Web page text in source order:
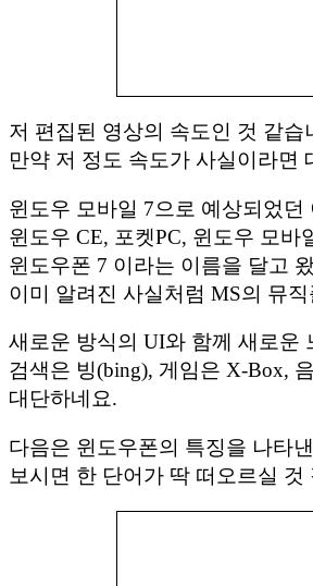
저 편집된 영상의 속도인 것 같습
만약 저 정도 속도가 사실이라면
윈도우 모바일 7으로 예상되었던
윈도우 CE, 포켓PC, 윈도우 모
윈도우폰 7 이라는 이름을 달고
이미 알려진 사실처럼 MS의 뮤
새로운 방식의 UI와 함께 새로운
검색은 빙(bing), 게임은 X-Box,
대단하네요.
다음은 윈도우폰의 특징을 나타
보시면 한 단어가 딱 떠오르실 것